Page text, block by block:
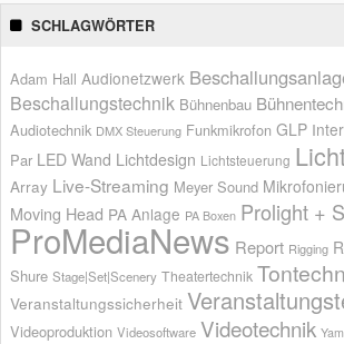
SCHLAGWÖRTER
Adam Hall Audionetzwerk
Beschallungstechnik Bühnenbau
Audiotechnik DMX Steuerung Funkmikrofon GLP
Par LED Wand Lichtdesign Lichtsteuerung
Array Live-Streaming Meyer Sound
Moving Head PA Anlage PA Boxen Prolight +
ProMediaNews Report Rigging
Shure Stage|Set|Scenery Theatertechnik
Veranstaltungssicherheit
Videoproduktion Videosoftware Videotechnik